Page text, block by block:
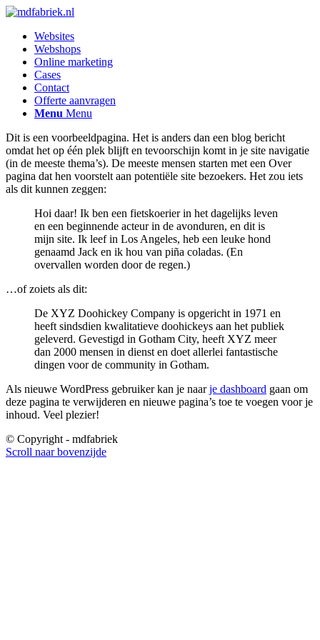
Websites
Webshops
Online marketing
Cases
Contact
Offerte aanvragen
Menu Menu
Dit is een voorbeeldpagina. Het is anders dan een blog bericht
omdat het op één plek blijft en tevoorschijn komt in je site navigatie
(in de meeste thema’s). De meeste mensen starten met een Over
pagina dat hen voorstelt aan potentiële site bezoekers. Het zou iets
als dit kunnen zeggen:
Hoi daar! Ik ben een fietskoerier in het dagelijks leven
en een beginnende acteur in de avonduren, en dit is
mijn site. Ik leef in Los Angeles, heb een leuke hond
genaamd Jack en ik hou van piña coladas. (En
overvallen worden door de regen.)
…of zoiets als dit:
De XYZ Doohickey Company is opgericht in 1971 en
heeft sindsdien kwalitatieve doohickeys aan het publiek
geleverd. Gevestigd in Gotham City, heeft XYZ meer
dan 2000 mensen in dienst en doet allerlei fantastische
dingen voor de community in Gotham.
Als nieuwe WordPress gebruiker kan je naarje dashboard gaan om
deze pagina te verwijderen en nieuwe pagina’s toe te voegen voor je
inhoud. Veel plezier!
© Copyright - mdfabriek
Scroll naar bovenzijde